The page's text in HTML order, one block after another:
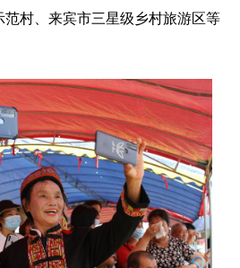
村、来宾市三星级乡村旅游区等